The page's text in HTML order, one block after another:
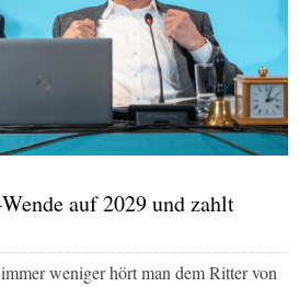
auf 2029 und zahlt
weniger hört man dem Ritter von